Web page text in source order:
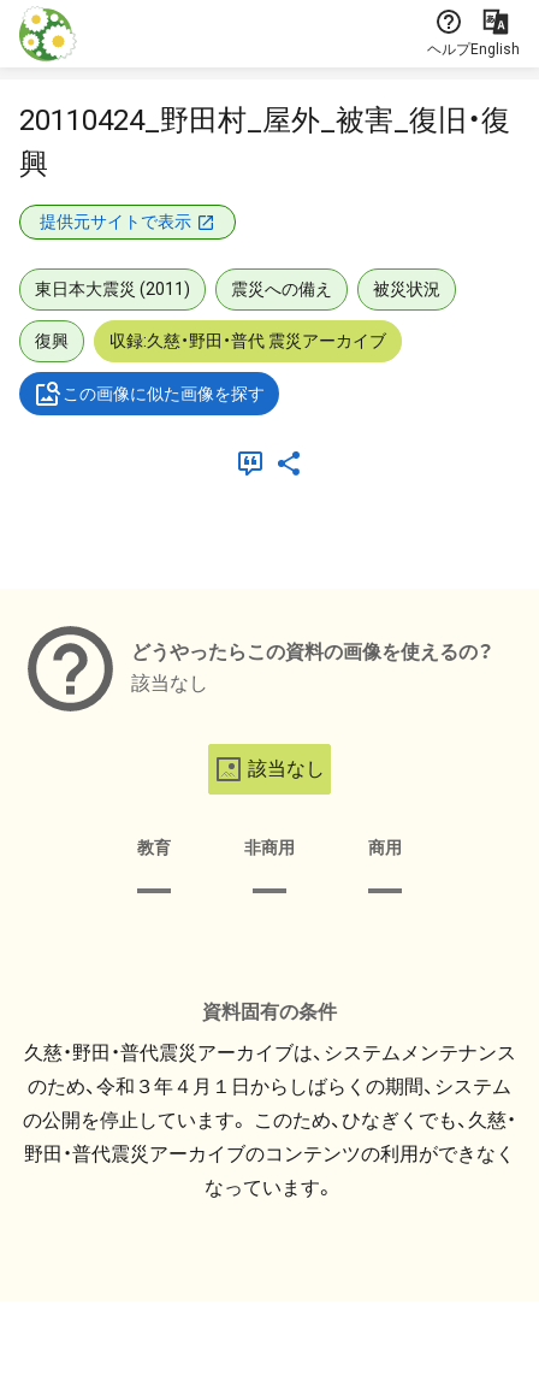
本文に飛ぶ
ヘルプEnglish
20110424_野田村_屋外_被害_復旧・復
興
提供元サイトで表示
東日本大震災 (2011) 震災への備え 被災状況
復興 収録:久慈・野田・普代 震災アーカイブ
この画像に似た画像を探す
どうやったらこの資料の画像を使えるの？
該当なし
該当なし
教育 非商用 商用
資料固有の条件
久慈・野田・普代震災アーカイブは、システムメンテナンス
のため、令和３年４月１日からしばらくの期間、システム
の公開を停止しています。 このため、ひなぎくでも、久慈・
野田・普代震災アーカイブのコンテンツの利用ができなく
なっています。